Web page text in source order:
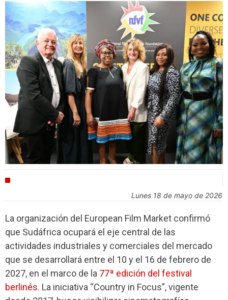
lunes 18 de mayo de 2026
La organización del European Film Market confirmó
que Sudáfrica ocupará el eje central de las
actividades industriales y comerciales del mercado
que se desarrollará entre el 10 y el 16 de febrero de
2027, en el marco de la 77ª edición del festival
berlinés. La iniciativa “Country in Focus”, vigente